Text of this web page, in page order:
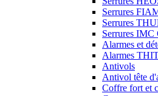
Serrures
Serrures
Serrures IMC
Alarmes et
Alarmes
Antivols
Antivol tête
Coffre fort et